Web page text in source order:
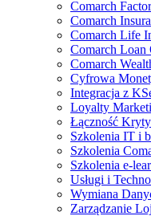
Comarch
Comarch
Comarch Life
Comarch Loan
Comarch
Cyfrowa
Integracja z
Loyalty
Łączność
Szkolenia IT i
Szkolenia
Szkolenia e-
Usługi i
Wymiana
Zarządzanie